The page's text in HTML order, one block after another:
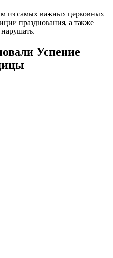
из самых важных церковных
празднования, а также
Успение